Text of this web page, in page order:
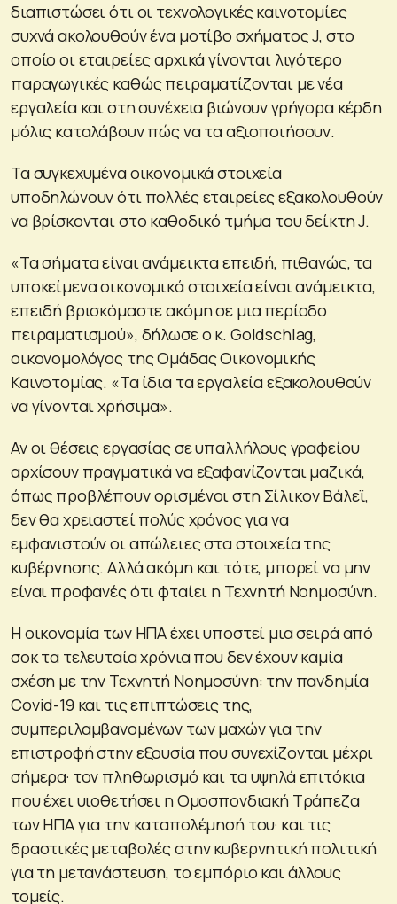
διαπιστώσει ότι οι τεχνολογικές καινοτομίες
συχνά ακολουθούν ένα μοτίβο σχήματος J, στο
οποίο οι εταιρείες αρχικά γίνονται λιγότερο
παραγωγικές καθώς πειραματίζονται με νέα
εργαλεία και στη συνέχεια βιώνουν γρήγορα κέρδη
μόλις καταλάβουν πώς να τα αξιοποιήσουν.
Τα συγκεχυμένα οικονομικά στοιχεία
υποδηλώνουν ότι πολλές εταιρείες εξακολουθούν
να βρίσκονται στο καθοδικό τμήμα του δείκτη J.
«Τα σήματα είναι ανάμεικτα επειδή, πιθανώς, τα
υποκείμενα οικονομικά στοιχεία είναι ανάμεικτα,
επειδή βρισκόμαστε ακόμη σε μια περίοδο
πειραματισμού», δήλωσε ο κ. Goldschlag,
οικονομολόγος της Ομάδας Οικονομικής
Καινοτομίας. «Τα ίδια τα εργαλεία εξακολουθούν
να γίνονται χρήσιμα».
Αν οι θέσεις εργασίας σε υπαλλήλους γραφείου
αρχίσουν πραγματικά να εξαφανίζονται μαζικά,
όπως προβλέπουν ορισμένοι στη Σίλικον Βάλεϊ,
δεν θα χρειαστεί πολύς χρόνος για να
εμφανιστούν οι απώλειες στα στοιχεία της
κυβέρνησης. Αλλά ακόμη και τότε, μπορεί να μην
είναι προφανές ότι φταίει η Τεχνητή Νοημοσύνη.
Η οικονομία των ΗΠΑ έχει υποστεί μια σειρά από
σοκ τα τελευταία χρόνια που δεν έχουν καμία
σχέση με την Τεχνητή Νοημοσύνη: την πανδημία
Covid-19 και τις επιπτώσεις της,
συμπεριλαμβανομένων των μαχών για την
επιστροφή στην εξουσία που συνεχίζονται μέχρι
σήμερα· τον πληθωρισμό και τα υψηλά επιτόκια
που έχει υιοθετήσει η Ομοσπονδιακή Τράπεζα
των ΗΠΑ για την καταπολέμησή του· και τις
δραστικές μεταβολές στην κυβερνητική πολιτική
για τη μετανάστευση, το εμπόριο και άλλους
τομείς.